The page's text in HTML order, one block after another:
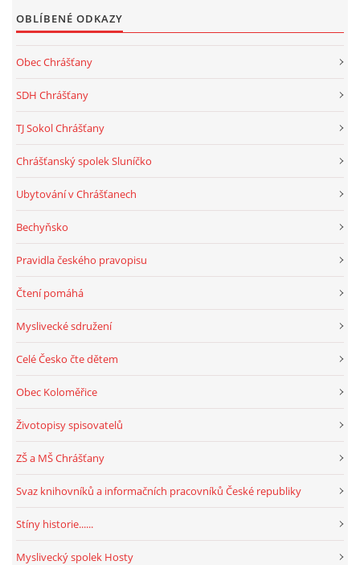
OBLÍBENÉ ODKAZY
Obec Chrášťany
SDH Chrášťany
TJ Sokol Chrášťany
Chrášťanský spolek Sluníčko
Ubytování v Chrášťanech
Bechyňsko
Pravidla českého pravopisu
Čtení pomáhá
Myslivecké sdružení
Celé Česko čte dětem
Obec Koloměřice
Životopisy spisovatelů
ZŠ a MŠ Chrášťany
Svaz knihovníků a informačních pracovníků České republiky
Stíny historie......
Myslivecký spolek Hosty